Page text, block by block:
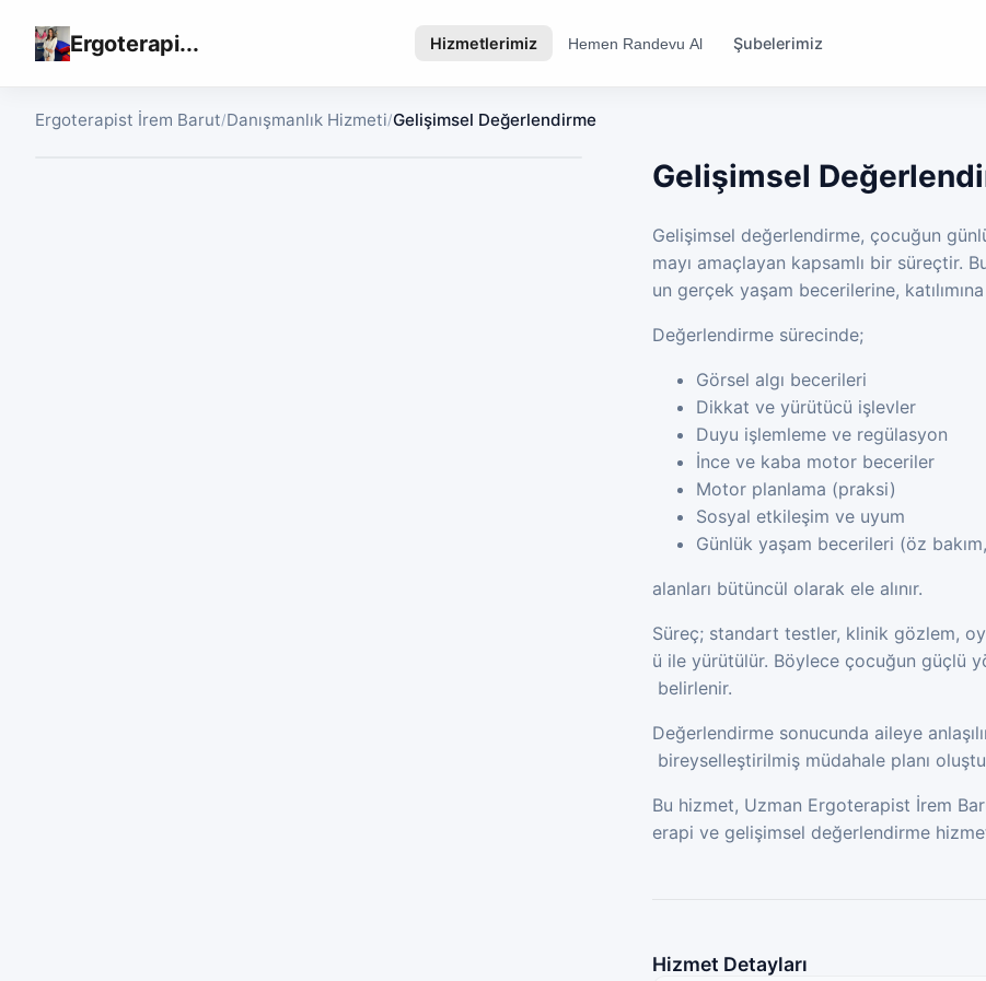
Ergoterapi... Hizmetlerimiz Hemen Randevu Al Şubelerimiz
Ergoterapist İrem Barut/Danışmanlık Hizmeti/Gelişimsel Değerlendirme
Gelişimsel
Gelişimsel değerlendirme, çocuğun
mayı amaçlayan kapsamlı bir süreçtir.
un gerçek yaşam becerilerine,
Değerlendirme sürecinde;
Görsel algı becerileri
Dikkat ve yürütücü işlevler
Duyu işlemleme ve regülasyon
İnce ve kaba motor beceriler
Motor planlama (praksi)
Sosyal etkileşim ve uyum
Günlük yaşam becerileri (öz
alanları bütüncül olarak ele alınır.
Süreç; standart testler, klinik gözlem,
ü ile yürütülür. Böylece çocuğun güçlü
belirlenir.
Değerlendirme sonucunda aileye
bireyselleştirilmiş müdahale planı
Bu hizmet, Uzman Ergoterapist İrem
erapi ve gelişimsel değerlendirme
Hizmet Detayları